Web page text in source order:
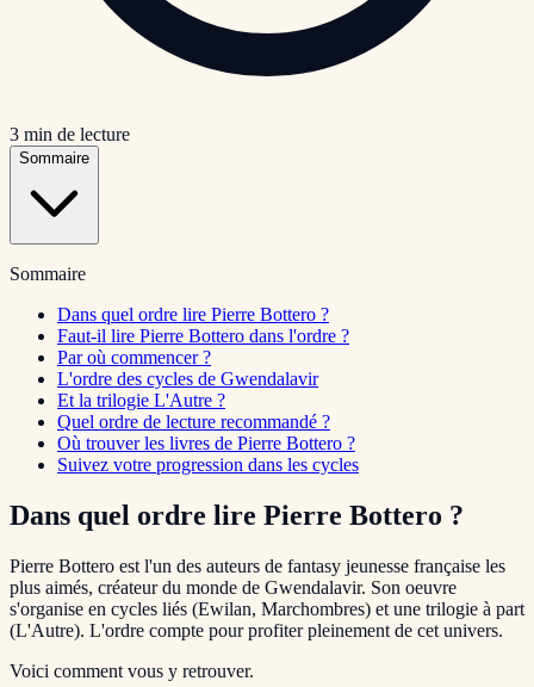
3 min de lecture
Sommaire
Sommaire
Dans quel ordre lire Pierre Bottero ?
Faut-il lire Pierre Bottero dans l'ordre ?
Par où commencer ?
L'ordre des cycles de Gwendalavir
Et la trilogie L'Autre ?
Quel ordre de lecture recommandé ?
Où trouver les livres de Pierre Bottero ?
Suivez votre progression dans les cycles
Dans quel ordre lire Pierre Bottero ?
Pierre Bottero est l'un des auteurs de fantasy jeunesse française les
plus aimés, créateur du monde de Gwendalavir. Son oeuvre
s'organise en cycles liés (Ewilan, Marchombres) et une trilogie à part
(L'Autre). L'ordre compte pour profiter pleinement de cet univers.
Voici comment vous y retrouver.